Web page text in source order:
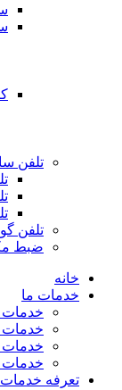
تلفن
تلفن
ضبط
خانه
خدمات ما
خدمات
خدمات
خدمات
خدمات
تعرفه خدمات